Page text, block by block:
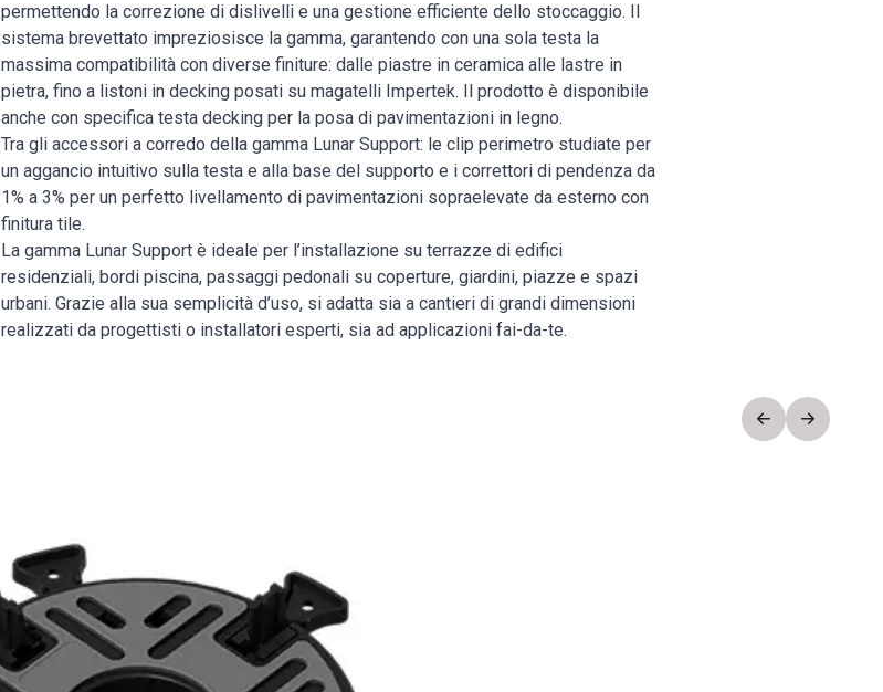
permettendo la correzione di dislivelli e una gestione efficiente dello stoccaggio. Il
sistema brevettato impreziosisce la gamma, garantendo con una sola testa la
massima compatibilità con diverse finiture: dalle piastre in ceramica alle lastre in
pietra, fino a listoni in decking posati su magatelli Impertek. Il prodotto è disponibile
anche con specifica testa decking per la posa di pavimentazioni in legno.
Tra gli accessori a corredo della gamma Lunar Support: le clip perimetro studiate per
un aggancio intuitivo sulla testa e alla base del supporto e i correttori di pendenza da
1% a 3% per un perfetto livellamento di pavimentazioni sopraelevate da esterno con
finitura tile.
La gamma Lunar Support è ideale per l’installazione su terrazze di edifici
residenziali, bordi piscina, passaggi pedonali su coperture, giardini, piazze e spazi
urbani. Grazie alla sua semplicità d’uso, si adatta sia a cantieri di grandi dimensioni
realizzati da progettisti o installatori esperti, sia ad applicazioni fai-da-te.